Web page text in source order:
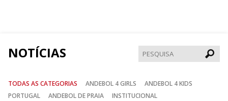
NOTÍCIAS
TODAS AS CATEGORIAS ANDEBOL 4 GIRLS
ANDEBOL 4 KIDS
PORTUGAL
ANDEBOL DE PRAIA
INSTITUCIONAL